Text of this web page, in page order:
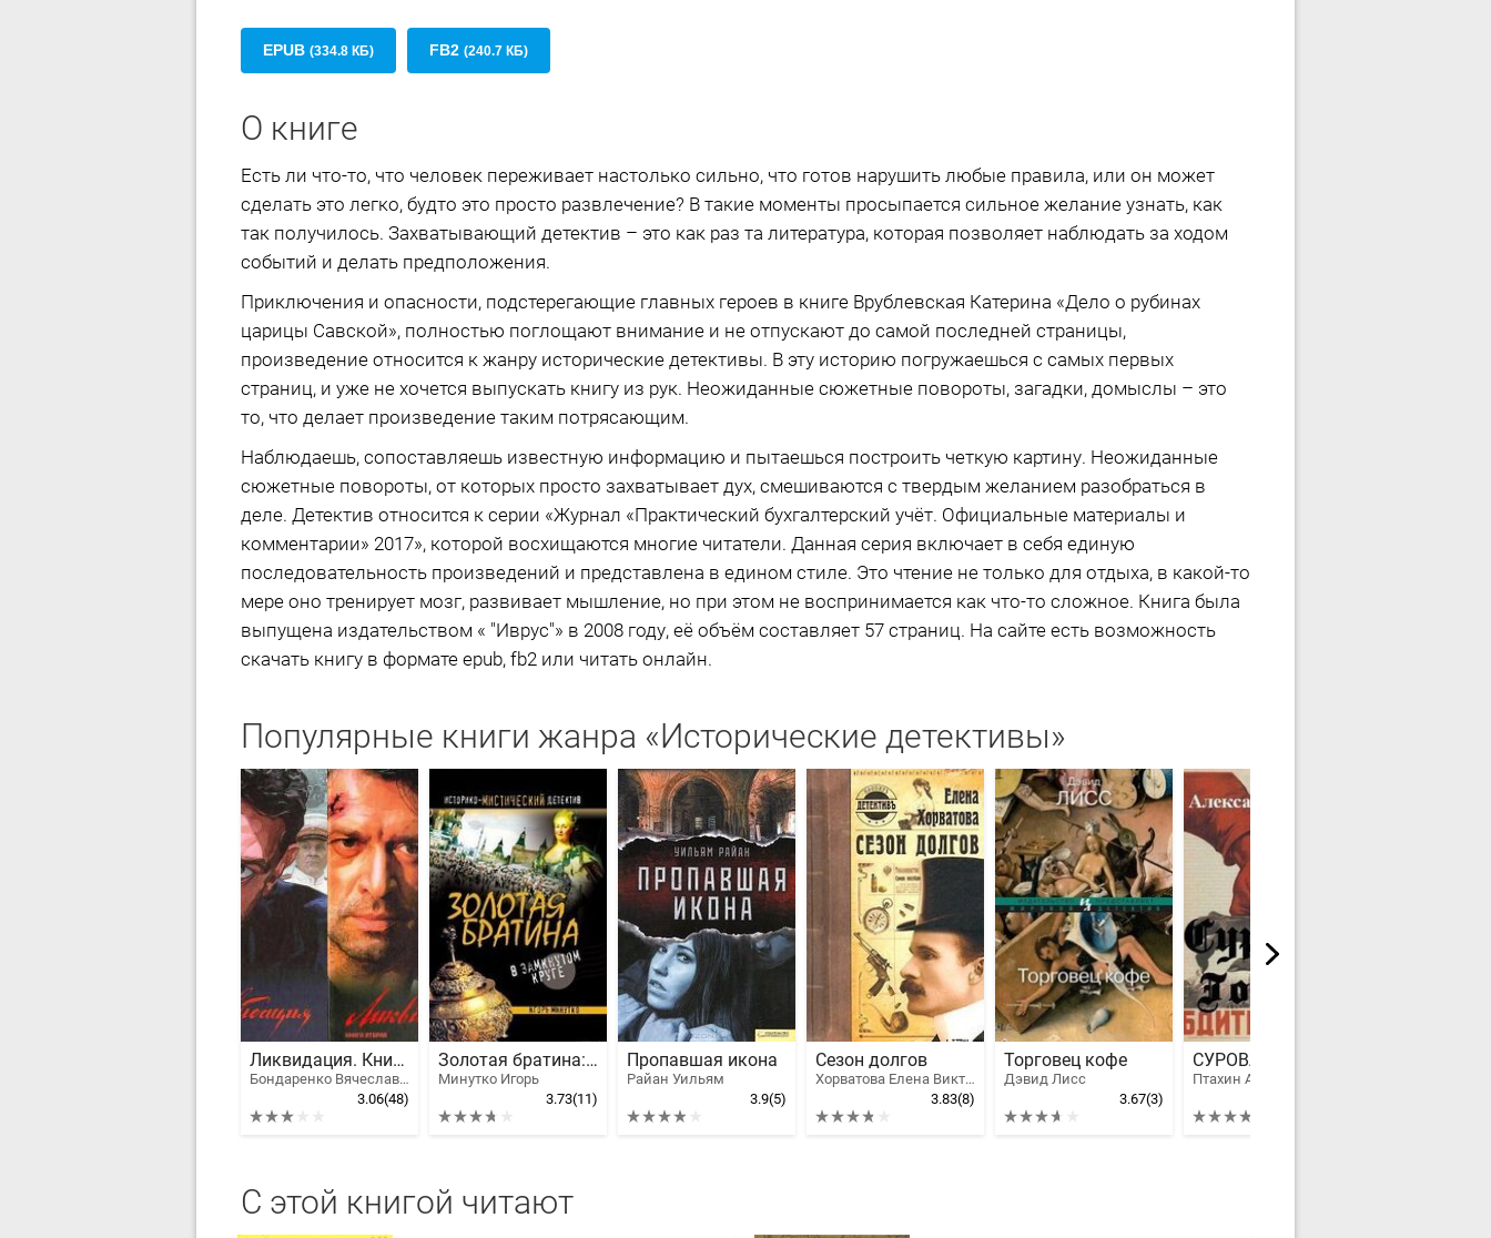
EPUB (334.8 КБ) FB2 (240.7 КБ)
О книге
Есть ли что-то, что человек переживает настолько сильно, что готов нарушить любые правила, или он может
сделать это легко, будто это просто развлечение? В такие моменты просыпается сильное желание узнать, как
так получилось. Захватывающий детектив – это как раз та литература, которая позволяет наблюдать за ходом
событий и делать предположения.
Приключения и опасности, подстерегающие главных героев в книге Врублевская Катерина «Дело о рубинах
царицы Савской», полностью поглощают внимание и не отпускают до самой последней страницы,
произведение относится к жанру исторические детективы. В эту историю погружаешься с самых первых
страниц, и уже не хочется выпускать книгу из рук. Неожиданные сюжетные повороты, загадки, домыслы – это
то, что делает произведение таким потрясающим.
Наблюдаешь, сопоставляешь известную информацию и пытаешься построить четкую картину. Неожиданные
сюжетные повороты, от которых просто захватывает дух, смешиваются с твердым желанием разобраться в
деле. Детектив относится к серии «Журнал «Практический бухгалтерский учёт. Официальные материалы и
комментарии» 2017», которой восхищаются многие читатели. Данная серия включает в себя единую
последовательность произведений и представлена в едином стиле. Это чтение не только для отдыха, в какой-то
мере оно тренирует мозг, развивает мышление, но при этом не воспринимается как что-то сложное. Книга была
выпущена издательством « "Иврус"» в 2008 году, её объём составляет 57 страниц. На сайте есть возможность
скачать книгу в формате epub, fb2 или читать онлайн.
Популярные книги жанра «Исторические детективы»
Ликвидация. Книга первая
Бондаренко Вячеслав Васильевич, Поярков Алексей Владимирович
3.06(48)
Золотая братина: В замкнутом круге
Минутко Игорь
3.73(11)
Пропавшая икона
Райан Уильям
3.9(5)
Сезон долгов
Хорватова Елена Викторовна
3.83(8)
Торговец кофе
Дэвид Лисс
3.67(3)
СУРОВАЯ ГОТИКА
Птахин Александр
С этой книгой читают